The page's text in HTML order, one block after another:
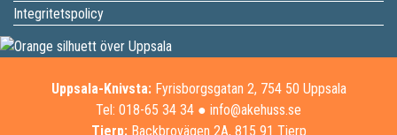
Integritetspolicy
Uppsala-Knivsta:Fyrisborgsgatan 2, 754 50 Uppsala
Tel: 018-65 34 34 ● info@akehuss.se
Tierp:Backbrovägen 2A, 815 91 Tierp